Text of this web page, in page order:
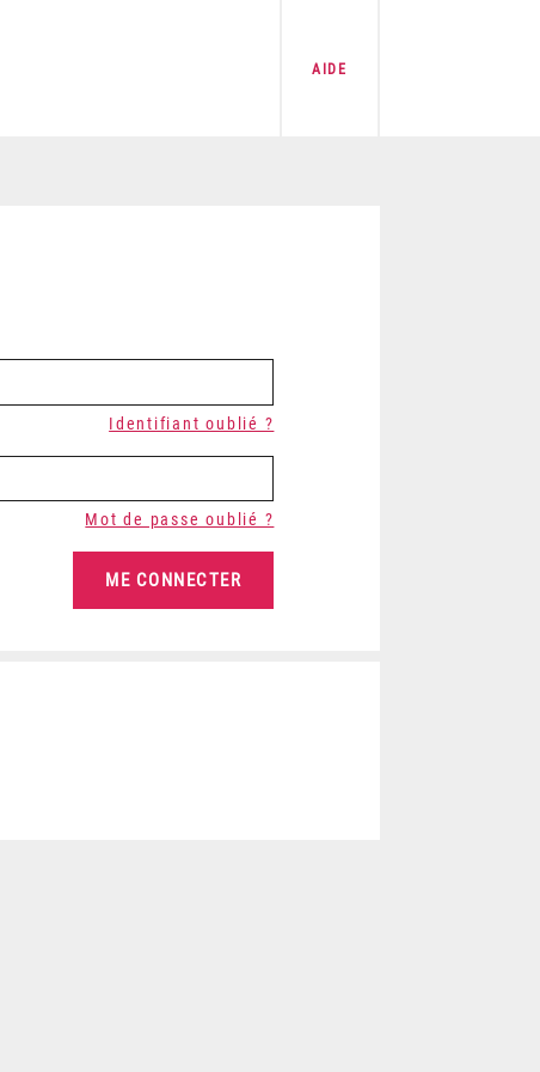
AIDE
Identifiant oublié ?
Mot de passe oublié ?